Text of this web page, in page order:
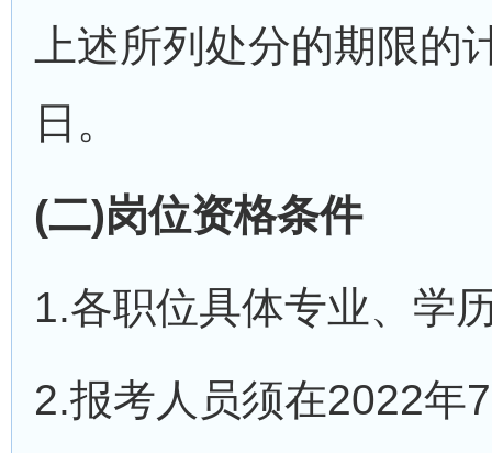
上述所列处分的期限
日。
(二)岗位资格条件
1.各职位具体专业、学
2.报考人员须在2022年